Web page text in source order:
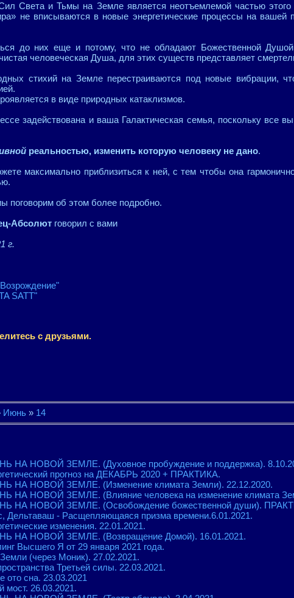
Света и Тьмы на Земле является неотъемлемой частью этого
не вписываются в новые энергетические процессы на вашей
до них еще и потому, что не обладают Божественной
человеческая Душа, для этих существ представляет
стихий на Земле перестраиваются под новые вибрации,
в виде природных катаклизмов.
задействована и ваша Галактическая семья, поскольку все
реальностью, изменить которую человеку не дано.
максимально приблизиться к ней, с тем чтобы она
поговорим об этом более подробно.
Абсолют говорил с вами
г.
SATT"
с друзьями.
Июнь » 14
НА НОВОЙ ЗЕМЛЕ. (Духовное пробуждение и поддержка).
прогноз на ДЕКАБРЬ 2020 + ПРАКТИКА.
НА НОВОЙ ЗЕМЛЕ. (Изменение климата Земли). 22.12.2020.
НА НОВОЙ ЗЕМЛЕ. (Влияние человека на изменение климата
НА НОВОЙ ЗЕМЛЕ. (Освобождение божественной души).
Дельтаваш - Расщепляющаяся призма времени.6.01.2021.
изменения. 22.01.2021.
НА НОВОЙ ЗЕМЛЕ. (Возвращение Домой). 16.01.2021.
Высшего Я от 29 января 2021 года.
(через Моник). 27.02.2021.
Третьей силы. 22.03.2021.
сна. 23.03.2021
мост. 26.03.2021.